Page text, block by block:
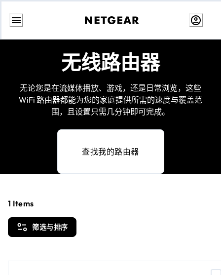
跳
无线路由器
无论您是在流媒体播放、游戏，还是日常浏览，这些
WiFi 路由器都能为您的家庭提供所需的速度与覆盖范
围，且设置只需几分钟即可完成。
查找我的路由器
筛选与排序
1 Items